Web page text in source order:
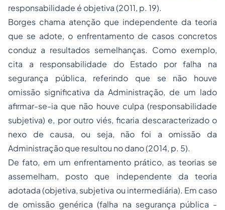
responsabilidade é objetiva (2011, p. 19).
Borges chama atenção que independente da teoria
que se adote, o enfrentamento de casos concretos
conduz a resultados semelhanças. Como exemplo,
cita a responsabilidade do Estado por falha na
segurança pública, referindo que se não houve
omissão significativa da Administração, de um lado
afirmar-se-ia que não houve culpa (responsabilidade
subjetiva) e, por outro viés, ficaria descaracterizado o
nexo de causa, ou seja, não foi a omissão da
Administração que resultou no dano (2014, p. 5).
De fato, em um enfrentamento prático, as teorias se
assemelham, posto que independente da teoria
adotada (objetiva, subjetiva ou intermediária). Em caso
de omissão genérica (falha na segurança pública -